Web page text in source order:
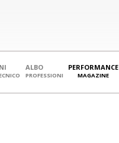
ALBO
PROFESSIONI
PERFORMANCE
MAGAZINE